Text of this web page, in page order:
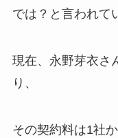
では？と言われて
現在、永野芽衣さ
り、
その契約料は1社